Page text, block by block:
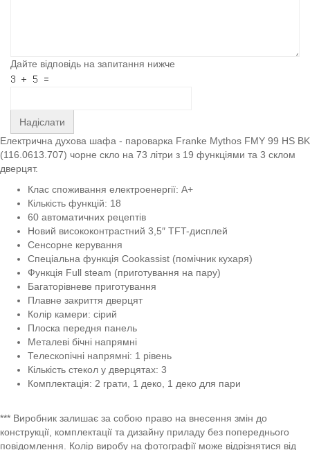
Дайте відповідь на запитання нижче
Надіслати
Електрична духова шафа - пароварка Franke Mythos FMY 99 HS BK
(116.0613.707) чорне скло на 73 літри з 19 функціями та 3 склом
дверцят.
Клас споживання електроенергії: A+
Кількість функцій: 18
60 автоматичних рецептів
Новий висококонтрастний 3,5″ TFT-дисплей
Сенсорне керування
Спеціальна функція Сookassist (помічник кухаря)
Функція Full steam (приготування на пару)
Багаторівневе приготування
Плавне закриття дверцят
Колір камери: сірий
Плоска передня панель
Металеві бічні напрямні
Телескопічні напрямні: 1 рівень
Кількість стекол у дверцятах: 3
Комплектація: 2 грати, 1 деко, 1 деко для пари
*** Виробник залишає за собою право на внесення змін до
конструкції, комплектації та дизайну приладу без попереднього
повідомлення. Колір виробу на фотографії може відрізнятися від